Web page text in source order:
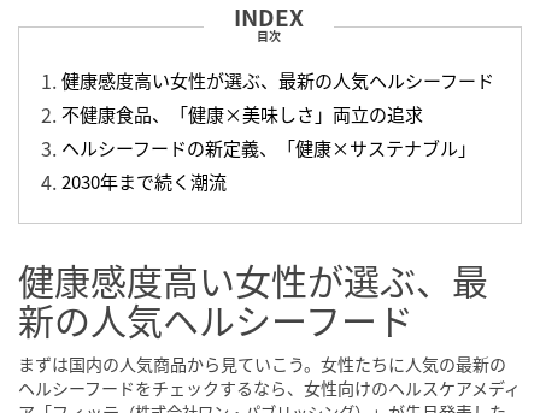
目次
健康感度高い女性が選ぶ、最新の人気ヘルシーフード
不健康食品、「健康×美味しさ」両立の追求
ヘルシーフードの新定義、「健康×サステナブル」
2030年まで続く潮流
健康感度高い女性が選ぶ、最
新の人気ヘルシーフード
まずは国内の人気商品から見ていこう。女性たちに人気の最新の
ヘルシーフードをチェックするなら、女性向けのヘルスケアメディ